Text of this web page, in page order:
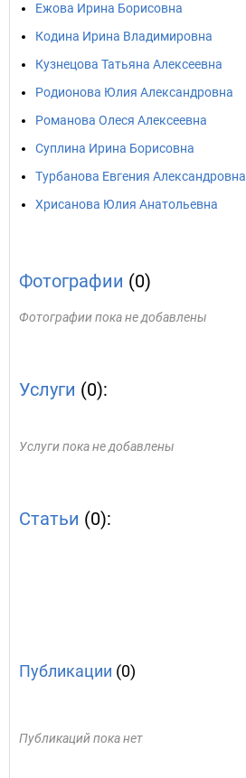
Ежова Ирина Борисовна
Кодина Ирина Владимировна
Кузнецова Татьяна Алексеевна
Родионова Юлия Александровна
Романова Олеся Алексеевна
Суплина Ирина Борисовна
Турбанова Евгения Александровна
Хрисанова Юлия Анатольевна
Фотографии (0)
Фотографии пока не добавлены
Услуги (0):
Услуги пока не добавлены
Статьи (0):
Публикации (0)
Публикаций пока нет